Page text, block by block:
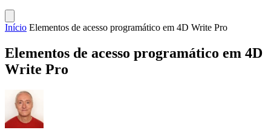
Início Elementos de acesso programático em 4D Write Pro
Elementos de acesso programático em 4D
Write Pro